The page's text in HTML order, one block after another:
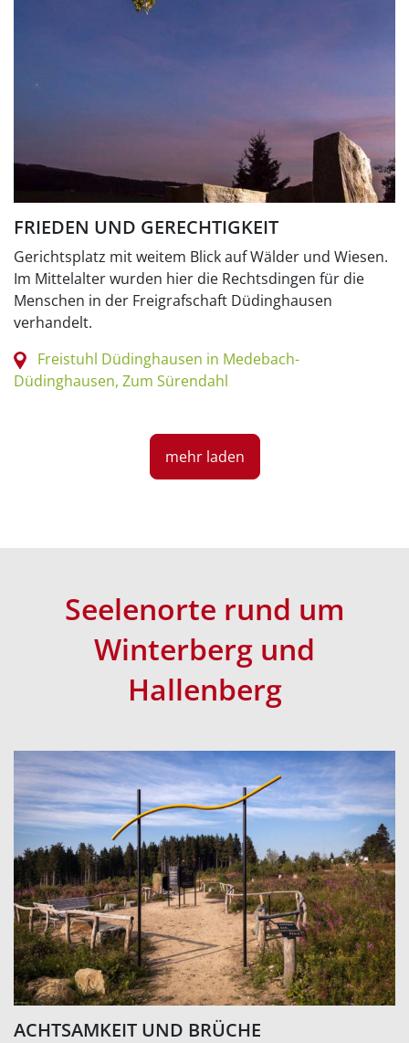
FRIEDEN UND GERECHTIGKEIT
Gerichtsplatz mit weitem Blick auf Wälder und Wiesen.
Im Mittelalter wurden hier die Rechtsdingen für die
Menschen in der Freigrafschaft Düdinghausen
verhandelt.
Freistuhl Düdinghausen in Medebach-
Düdinghausen, Zum Sürendahl
mehr laden
Seelenorte rund um
Winterberg und
Hallenberg
ACHTSAMKEIT UND BRÜCHE